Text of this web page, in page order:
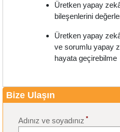
Üretken yapay
bileşenlerini
Üretken yapay
ve sorumlu yapay
hayata geçirebilme
Bize Ulaşın
Adınız ve soyadınız *